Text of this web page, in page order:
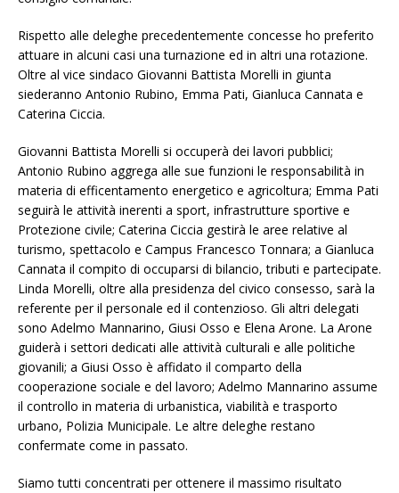
Rispetto alle deleghe precedentemente concesse ho preferito
attuare in alcuni casi una turnazione ed in altri una rotazione.
Oltre al vice sindaco Giovanni Battista Morelli in giunta
siederanno Antonio Rubino, Emma Pati, Gianluca Cannata e
Caterina Ciccia.
Giovanni Battista Morelli si occuperà dei lavori pubblici;
Antonio Rubino aggrega alle sue funzioni le responsabilità in
materia di efficentamento energetico e agricoltura; Emma Pati
seguirà le attività inerenti a sport, infrastrutture sportive e
Protezione civile; Caterina Ciccia gestirà le aree relative al
turismo, spettacolo e Campus Francesco Tonnara; a Gianluca
Cannata il compito di occuparsi di bilancio, tributi e partecipate.
Linda Morelli, oltre alla presidenza del civico consesso, sarà la
referente per il personale ed il contenzioso. Gli altri delegati
sono Adelmo Mannarino, Giusi Osso e Elena Arone. La Arone
guiderà i settori dedicati alle attività culturali e alle politiche
giovanili; a Giusi Osso è affidato il comparto della
cooperazione sociale e del lavoro; Adelmo Mannarino assume
il controllo in materia di urbanistica, viabilità e trasporto
urbano, Polizia Municipale. Le altre deleghe restano
confermate come in passato.
Siamo tutti concentrati per ottenere il massimo risultato